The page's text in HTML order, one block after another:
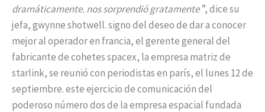
dramáticamente. nos sorprendió gratamente”, dice su
jefa, gwynne shotwell. signo del deseo de dar a conocer
mejor al operador en francia, el gerente general del
fabricante de cohetes spacex, la empresa matriz de
starlink, se reunió con periodistas en parís, el lunes 12 de
septiembre. este ejercicio de comunicación del
poderoso número dos de la empresa espacial fundada